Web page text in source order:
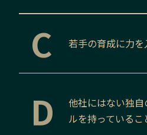
C 若手の育成に力を
D
他社にはない独
ルを持っているこ